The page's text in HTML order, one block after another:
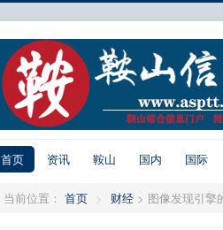
首页 资讯 鞍山 国内 国际
当前位置： 首页 > 财经 > 图像发现引擎